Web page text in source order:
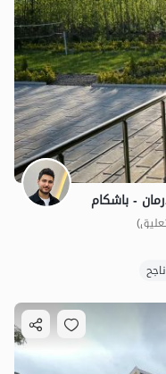
- باشکام